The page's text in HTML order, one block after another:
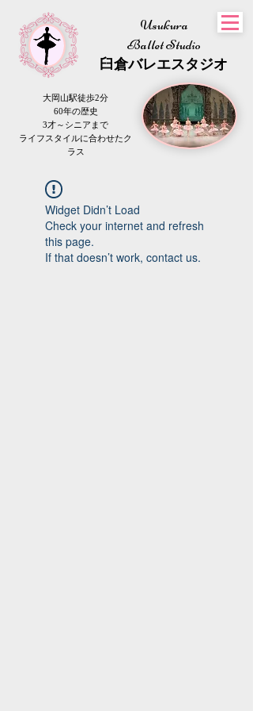
Usukura
Ballet Studio
​臼倉バレエスタジオ
大岡山駅徒歩2分
60年の歴史
3才～シニアまで
​ライフスタイルに合わせたク
ラス
Widget Didn’t Load
Check your internet and refresh
this page.
If that doesn’t work, contact us.